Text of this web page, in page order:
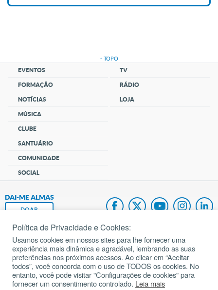
↑ TOPO
EVENTOS
FORMAÇÃO
NOTÍCIAS
MÚSICA
CLUBE
SANTUÁRIO
COMUNIDADE
SOCIAL
TV
RÁDIO
LOJA
DAI-ME ALMAS
DOAR
Fundação João Paulo II
Pedido de Oração
Mapa do site
Política de Privacidade e Cookies:
Usamos cookies em nossos sites para lhe fornecer uma
experiência mais dinâmica e agradável, lembrando as suas
preferências nos próximos acessos. Ao clicar em “Aceitar
todos”, você concorda com o uso de TODOS os cookies. No
entanto, você pode visitar "Configurações de cookies" para
fornecer um consentimento controlado. Leia mais